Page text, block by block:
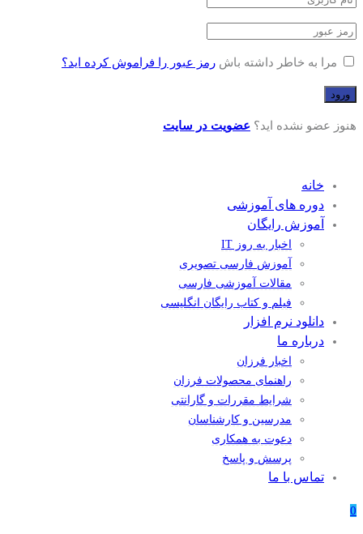
مرا به خاطر داشته باش رمز عبور را فراموش کرده اید؟
هنوز عضو نشده اید؟ عضویت در سایت
خانه
دوره های آموزشی
آموزش رایگان
اخبار به روز IT
آموزش فارسی تصویری
مقالات آموزشی فارسی
فیلم و کتاب رایگان انگلیسی
دانلود نرم افزار
درباره ما
اخبار فرزان
راهنمای محصولات فرزان
شرایط مقررات و گارانتی
مدرسین و کارشناسان
دعوت به همکاری
پرسش و پاسخ
تماس با ما
0